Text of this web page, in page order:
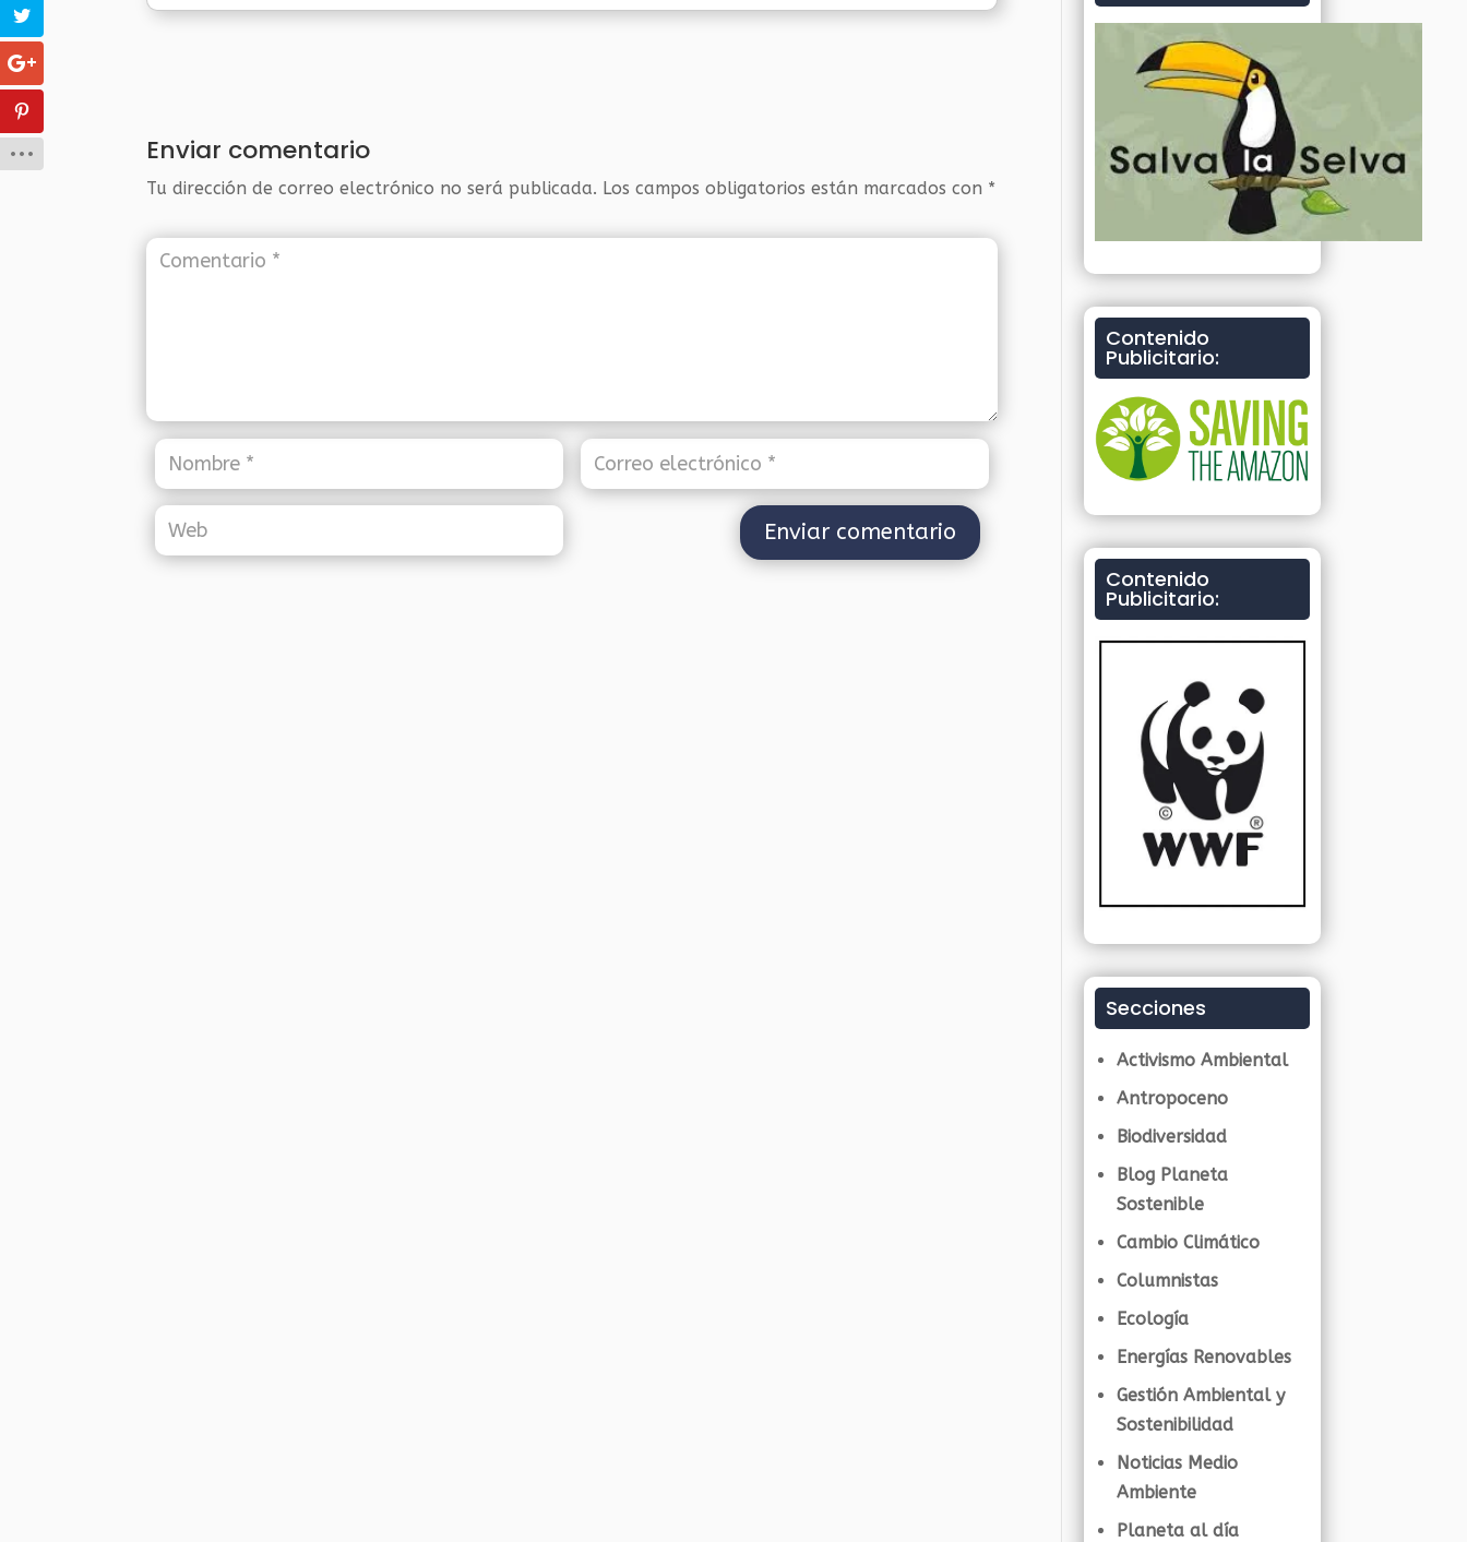
Enviar comentario
Tu dirección de correo electrónico no será publicada. Los campos obligatorios están marcados con *
Contenido
Publicitario:
Contenido
Publicitario:
Secciones
Activismo Ambiental
Antropoceno
Biodiversidad
Blog Planeta
Sostenible
Cambio Climático
Columnistas
Ecología
Energías Renovables
Gestión Ambiental y
Sostenibilidad
Noticias Medio
Ambiente
Planeta al día